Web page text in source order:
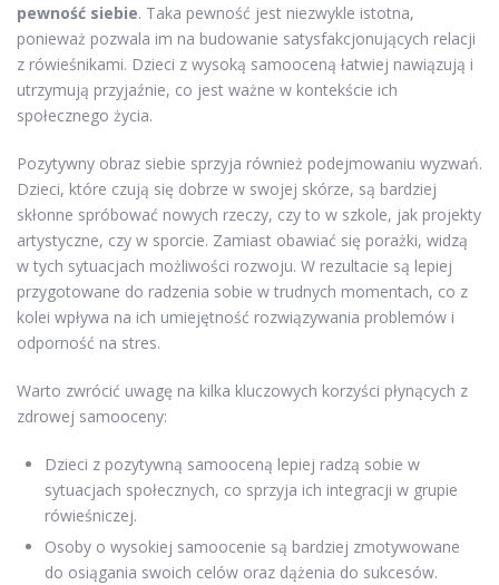
pewność siebie. Taka pewność jest niezwykle istotna,
ponieważ pozwala im na budowanie satysfakcjonujących relacji
z rówieśnikami. Dzieci z wysoką samooceną łatwiej nawiązują i
utrzymują przyjaźnie, co jest ważne w kontekście ich
społecznego życia.
Pozytywny obraz siebie sprzyja również podejmowaniu wyzwań.
Dzieci, które czują się dobrze w swojej skórze, są bardziej
skłonne spróbować nowych rzeczy, czy to w szkole, jak projekty
artystyczne, czy w sporcie. Zamiast obawiać się porażki, widzą
w tych sytuacjach możliwości rozwoju. W rezultacie są lepiej
przygotowane do radzenia sobie w trudnych momentach, co z
kolei wpływa na ich umiejętność rozwiązywania problemów i
odporność na stres.
Warto zwrócić uwagę na kilka kluczowych korzyści płynących z
zdrowej samooceny:
Dzieci z pozytywną samooceną lepiej radzą sobie w
sytuacjach społecznych, co sprzyja ich integracji w grupie
rówieśniczej.
Osoby o wysokiej samoocenie są bardziej zmotywowane
do osiągania swoich celów oraz dążenia do sukcesów.